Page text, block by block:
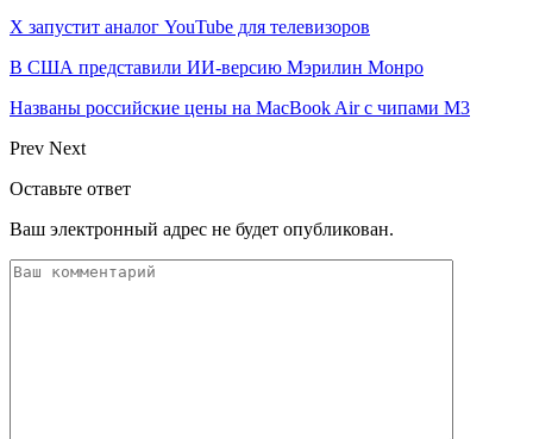
X запустит аналог YouTube для телевизоров
В США представили ИИ-версию Мэрилин Монро
Названы российские цены на MacBook Air с чипами M3
Prev Next
Оставьте ответ
Ваш электронный адрес не будет опубликован.